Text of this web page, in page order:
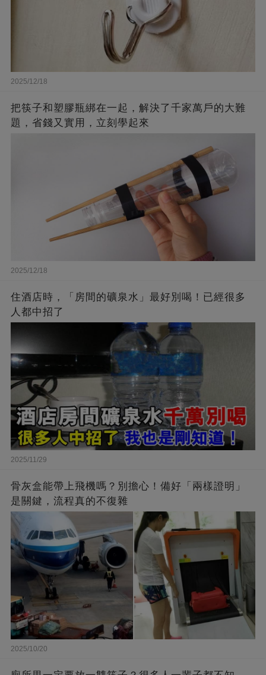
2025/12/18
把筷子和塑膠瓶綁在一起，解決了千家萬戶的大難
題，省錢又實用，立刻學起來
2025/12/18
住酒店時，「房間的礦泉水」最好別喝！已經很多
人都中招了
2025/11/29
骨灰盒能帶上飛機嗎？別擔心！備好「兩樣證明」
是關鍵，流程真的不復雜
2025/10/20